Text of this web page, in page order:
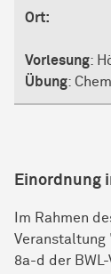
Ort:
Vorlesung:
Übung:
Einordnung
Im Rahmen
Veranstaltung
8a-d der